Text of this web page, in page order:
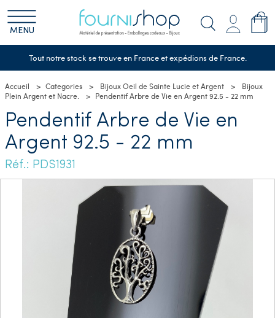
MENU
Tout notre stock se trouve en France et expédions de France.
Accueil Categories Bijoux Oeil de Sainte Lucie et Argent
Bijoux
Plein Argent et Nacre.
Pendentif Arbre de Vie en Argent 92.5 - 22 mm
Pendentif Arbre de Vie en
Argent 92.5 - 22 mm
Réf.: PDS1931